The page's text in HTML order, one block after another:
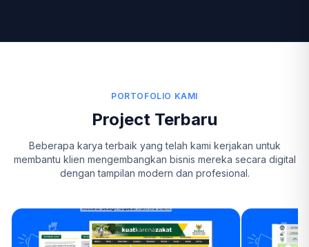
PORTOFOLIO KAMI
Project Terbaru
Beberapa karya terbaik yang telah kami kerjakan untuk
membantu klien mengembangkan bisnis mereka secara digital
dengan tampilan modern dan profesional.